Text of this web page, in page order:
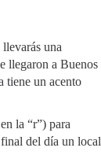
una
llegaron a Buenos
tiene un acento
la “r”) para
del día un local